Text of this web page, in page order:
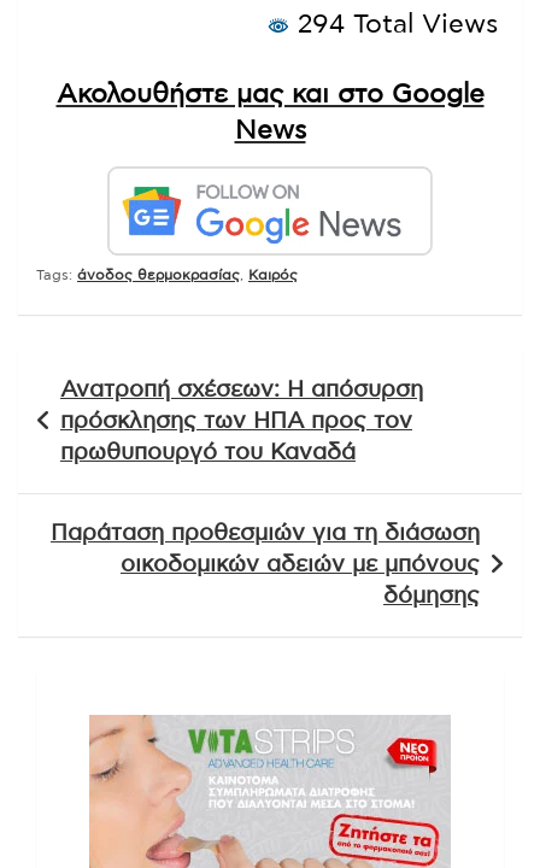
294 Total Views
Ακολουθήστε μας και στο Google
News
Tags: άνοδος θερμοκρασίας Καιρός
άρθρων
Ανατροπή σχέσεων: Η απόσυρση
πρόσκλησης των ΗΠΑ προς τον
πρωθυπουργό του Καναδά
Παράταση προθεσμιών για τη διάσωση
οικοδομικών αδειών με μπόνους
δόμησης